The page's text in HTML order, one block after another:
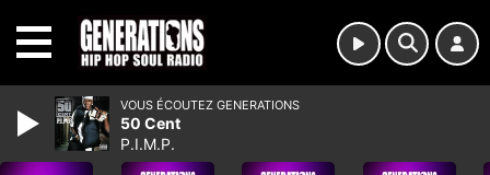
VOUS ÉCOUTEZ GENERATIONS
50 Cent
P.I.M.P.